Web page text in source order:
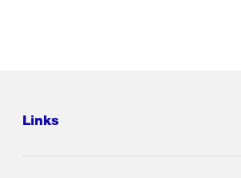
Links